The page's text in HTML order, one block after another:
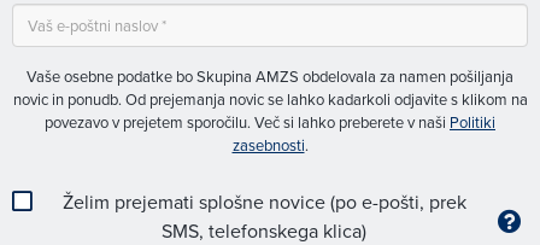
Vaše osebne podatke bo Skupina AMZS obdelovala za namen pošiljanja
novic in ponudb. Od prejemanja novic se lahko kadarkoli odjavite s klikom na
povezavo v prejetem sporočilu. Več si lahko preberete v naši Politiki
zasebnosti.
Želim prejemati splošne novice (po e-pošti, prek
SMS, telefonskega klica)